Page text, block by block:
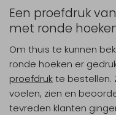
Een proefdruk
met ronde
Om thuis te kunnen
ronde hoeken er
proefdrukte bestellen.
voelen, zien en
tevreden klanten